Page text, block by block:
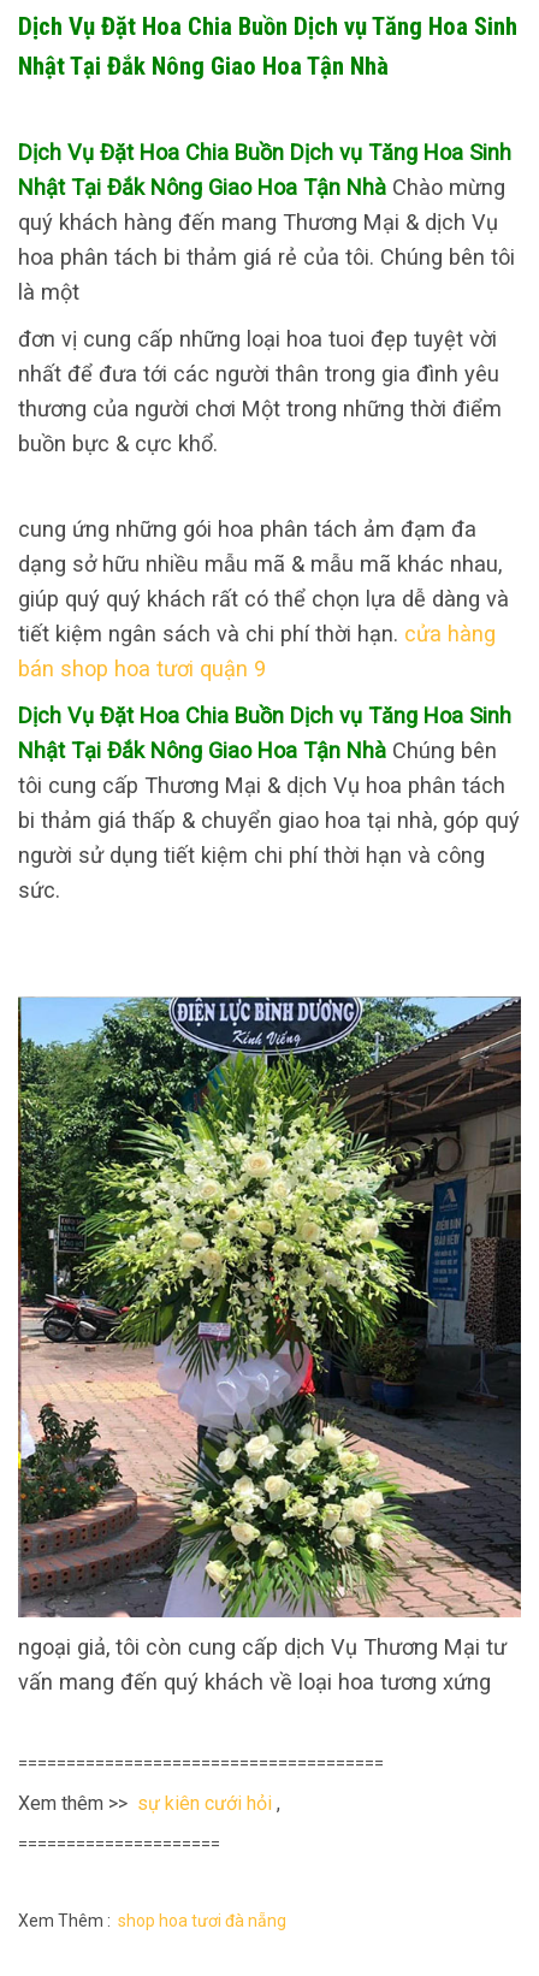
Dịch Vụ Đặt Hoa Chia Buồn Dịch vụ Tăng Hoa Sinh
Nhật Tại Đắk Nông Giao Hoa Tận Nhà
Dịch Vụ Đặt Hoa Chia Buồn Dịch vụ Tăng Hoa Sinh
Nhật Tại Đắk Nông Giao Hoa Tận Nhà Chào mừng
quý khách hàng đến mang Thương Mại & dịch Vụ
hoa phân tách bi thảm giá rẻ của tôi. Chúng bên tôi
là một
đơn vị cung cấp những loại hoa tuoi đẹp tuyệt vời
nhất để đưa tới các người thân trong gia đình yêu
thương của người chơi Một trong những thời điểm
buồn bực & cực khổ.
cung ứng những gói hoa phân tách ảm đạm đa
dạng sở hữu nhiều mẫu mã & mẫu mã khác nhau,
giúp quý quý khách rất có thể chọn lựa dễ dàng và
tiết kiệm ngân sách và chi phí thời hạn. cửa hàng
bán shop hoa tươi quận 9
Dịch Vụ Đặt Hoa Chia Buồn Dịch vụ Tăng Hoa Sinh
Nhật Tại Đắk Nông Giao Hoa Tận Nhà Chúng bên
tôi cung cấp Thương Mại & dịch Vụ hoa phân tách
bi thảm giá thấp & chuyển giao hoa tại nhà, góp quý
người sử dụng tiết kiệm chi phí thời hạn và công
sức.
ngoại giả, tôi còn cung cấp dịch Vụ Thương Mại tư
vấn mang đến quý khách về loại hoa tương xứng
======================================
Xem thêm >> sự kiên cưới hỏi ,
=====================
Xem Thêm : shop hoa tươi đà nẵng